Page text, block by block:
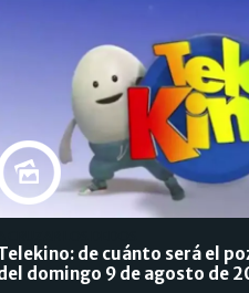
de cuánto será el
domingo 9 de agosto de